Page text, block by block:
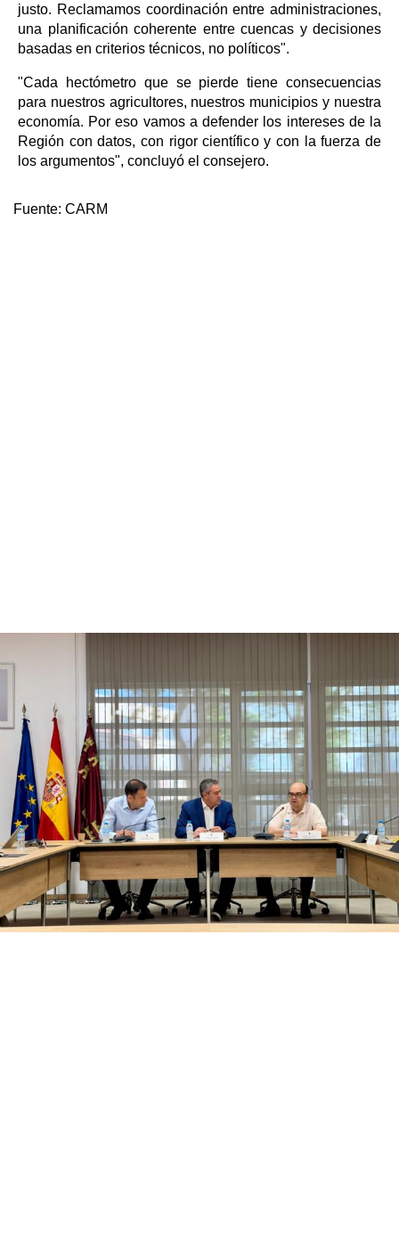
justo. Reclamamos coordinación entre administraciones,
una planificación coherente entre cuencas y decisiones
basadas en criterios técnicos, no políticos".
"Cada hectómetro que se pierde tiene consecuencias
para nuestros agricultores, nuestros municipios y nuestra
economía. Por eso vamos a defender los intereses de la
Región con datos, con rigor científico y con la fuerza de
los argumentos", concluyó el consejero.
Fuente: CARM